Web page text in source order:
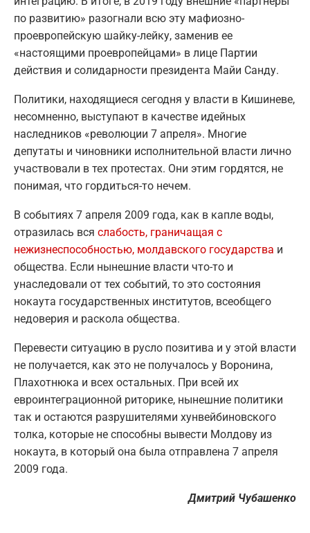
по развитию» разогнали всю эту мафиозно-
проевропейскую шайку-лейку, заменив ее
«настоящими проевропейцами» в лице Партии
действия и солидарности президента Майи Санду.
Политики, находящиеся сегодня у власти в Кишиневе,
несомненно, выступают в качестве идейных
наследников «революции 7 апреля». Многие
депутаты и чиновники исполнительной власти лично
участвовали в тех протестах. Они этим гордятся, не
понимая, что гордиться-то нечем.
В событиях 7 апреля 2009 года, как в капле воды,
отразилась вся слабость, граничащая с
нежизнеспособностью, молдавского государства и
общества. Если нынешние власти что-то и
унаследовали от тех событий, то это состояния
нокаута государственных институтов, всеобщего
недоверия и раскола общества.
Перевести ситуацию в русло позитива и у этой власти
не получается, как это не получалось у Воронина,
Плахотнюка и всех остальных. При всей их
евроинтеграционной риторике, нынешние политики
так и остаются разрушителями хунвейбиновского
толка, которые не способны вывести Молдову из
нокаута, в который она была отправлена 7 апреля
2009 года.
Дмитрий Чубашенко